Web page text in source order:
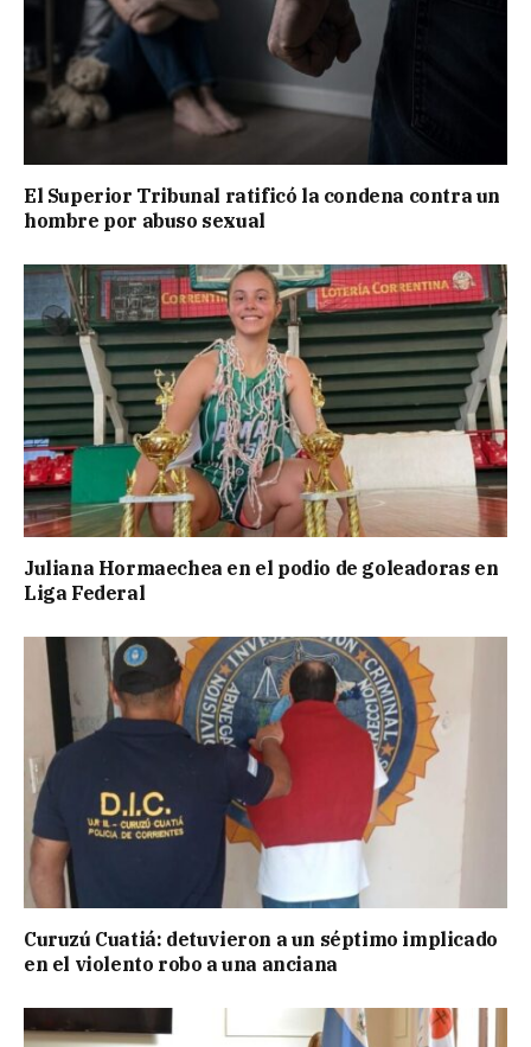
El Superior Tribunal ratificó la condena contra un
hombre por abuso sexual
Juliana Hormaechea en el podio de goleadoras en
Liga Federal
Curuzú Cuatiá: detuvieron a un séptimo implicado
en el violento robo a una anciana